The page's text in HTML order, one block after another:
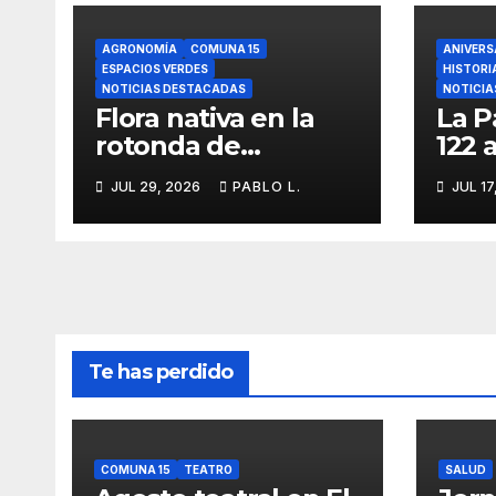
AGRONOMÍA
COMUNA 15
ESPACIOS VERDES
NOTICIAS DESTACADAS
Flora nativa en la
rotonda de
JUL 29, 2026 PABLO L.
La
122
JUL
Te has perdido
COMUNA 15 TEATRO SALUD